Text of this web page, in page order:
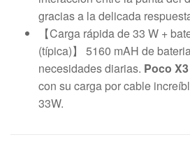
gracias a la delicada
【Carga rápida de 33 W +
(típica)】 5160 mAH de
necesidades diarias. Poco
con su carga por cable
33W.